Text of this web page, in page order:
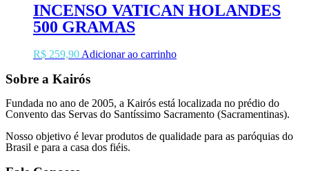
INCENSO VATICAN HOLANDES
500 GRAMAS
R$ 259,90 Adicionar ao carrinho
Sobre a Kairós
Fundada no ano de 2005, a Kairós está localizada no prédio do
Convento das Servas do Santíssimo Sacramento (Sacramentinas).
Nosso objetivo é levar produtos de qualidade para as paróquias do
Brasil e para a casa dos fiéis.